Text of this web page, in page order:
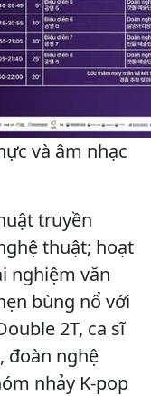
và âm nhạc
truyền
thuật; hoạt
nghiệm văn
bùng nổ với
2T, ca sĩ
đoàn nghệ
nhảy K-pop